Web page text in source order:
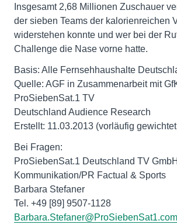
Insgesamt 2,68 Millionen Zuschauer
der sieben Teams der kalorienreichen
widerstehen konnte und wer bei der
Challenge die Nase vorne hatte.
Basis: Alle Fernsehhaushalte
Quelle: AGF in Zusammenarbeit mit
ProSiebenSat.1 TV
Deutschland Audience Research
Erstellt: 11.03.2013 (vorläufig
Bei Fragen:
ProSiebenSat.1 Deutschland TV GmbH
Kommunikation/PR Factual & Sports
Barbara Stefaner
Barbara.Stefaner@ProSiebenSat1.com